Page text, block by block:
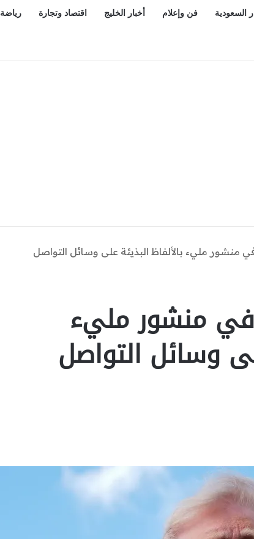
السعودية فن وإعلام أخبار الخليج اقتصاد وتجارة رياضة
بمدينة أبها
منشور مليء بالألفاظ البذيئة على وسائل التواصل
في منشور مليء
وسائل التواصل